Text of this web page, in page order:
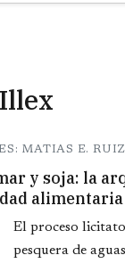
MATIAS E. RUIZ
y soja: la
El proceso
pesquera de